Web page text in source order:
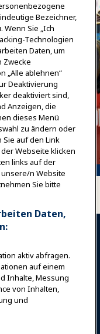
Kontakt
Bezeichner,
Sie „Ich
Technologien
Daten, um
Zwecke
„Alle ablehnen“
Deaktivierung
deaktiviert sind,
Anzeigen, die
dieses Menü
zu ändern oder
auf den Link
Webseite klicken
links auf der
n Website
Sie bitte
Daten,
aktiv abfragen.
auf einem
Inhalte, Messung
von Inhalten,
und